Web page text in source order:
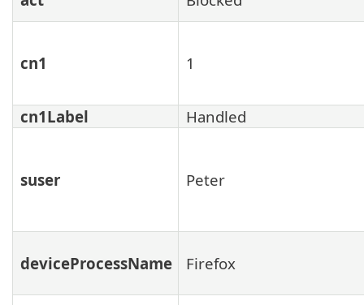
cn1 1
cn1Label Handled
suser Peter
deviceProcessName Firefox